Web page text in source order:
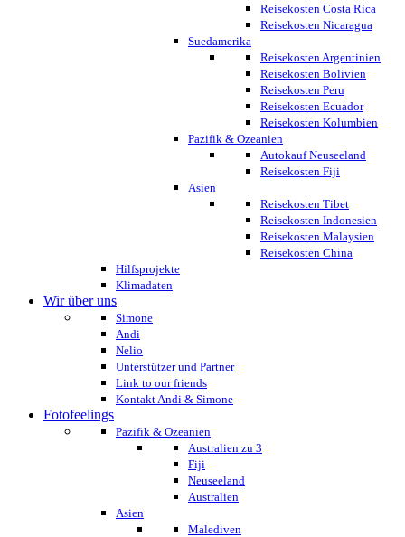
Reisekosten Costa Rica
Reisekosten Nicaragua
Suedamerika
Reisekosten Argentinien
Reisekosten Bolivien
Reisekosten Peru
Reisekosten Ecuador
Reisekosten Kolumbien
Pazifik & Ozeanien
Autokauf Neuseeland
Reisekosten Fiji
Asien
Reisekosten Tibet
Reisekosten Indonesien
Reisekosten Malaysien
Reisekosten China
Hilfsprojekte
Klimadaten
Wir über uns
Simone
Andi
Nelio
Unterstützer und Partner
Link to our friends
Kontakt Andi & Simone
Fotofeelings
Pazifik & Ozeanien
Australien zu 3
Fiji
Neuseeland
Australien
Asien
Malediven